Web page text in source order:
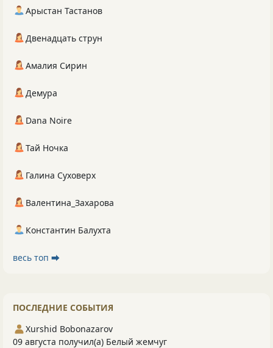
Арыстан Тастанов
Двенадцать струн
Амалия Сирин
Демура
Dana Noire
Тай Ночка
Галина Суховерх
Валентина_Захарова
Константин Балухта
весь топ ⮕
ПОСЛЕДНИЕ СОБЫТИЯ
Xurshid Bobonazarov
09 августа получил(а) Белый жемчуг